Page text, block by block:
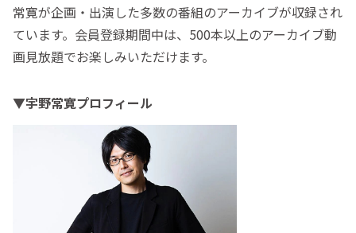
常寛が企画・出演した多数の番組のアーカイブが収録され
ています。会員登録期間中は、500本以上のアーカイブ動
画見放題でお楽しみいただけます。
▼宇野常寛プロフィール